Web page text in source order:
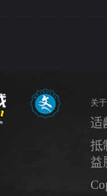
关
适
抵
益